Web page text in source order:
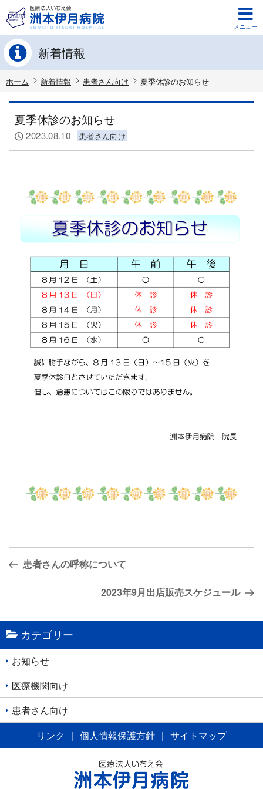
メニュー
新着情報
ホーム 新着情報 患者さん向け 夏季休診のお知らせ
夏季休診のお知らせ
2023.08.10 患者さん向け
稿
ゲ
ー
シ
ョ
ン
前 患者さんの呼称について
次
投
2023年9月出店販売スケジュール
カテゴリー
お知らせ
医療機関向け
患者さん向け
リンク
｜ 個人情報保護方針 ｜ サイトマップ